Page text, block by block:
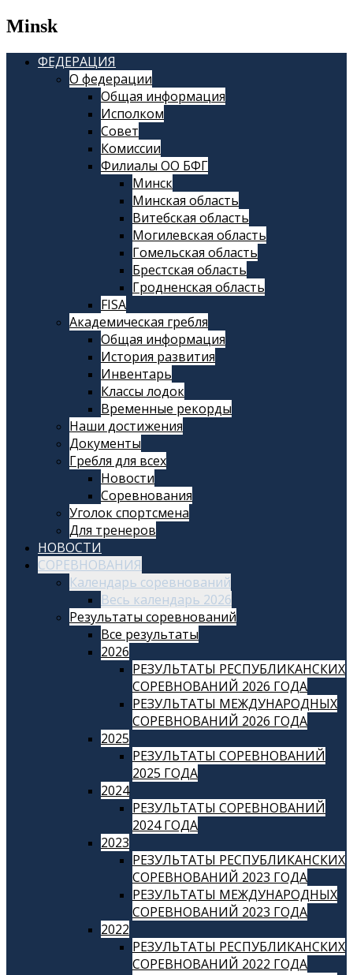
Minsk
ФЕДЕРАЦИЯ
О федерации
Общая информация
Исполком
Совет
Комиссии
Филиалы ОО БФГ
Минск
Минская область
Витебская область
Могилевская область
Гомельская область
Брестская область
Гродненская область
FISA
Академическая гребля
Общая информация
История развития
Инвентарь
Классы лодок
Временные рекорды
Наши достижения
Документы
Гребля для всех
Новости
Соревнования
Уголок спортсмена
Для тренеров
НОВОСТИ
СОРЕВНОВАНИЯ
Календарь соревнований
Весь календарь 2026
Результаты соревнований
Все результаты
2026
РЕЗУЛЬТАТЫ РЕСПУБЛИКАНСКИХ
СОРЕВНОВАНИЙ 2026 ГОДА
РЕЗУЛЬТАТЫ МЕЖДУНАРОДНЫХ
СОРЕВНОВАНИЙ 2026 ГОДА
2025
РЕЗУЛЬТАТЫ СОРЕВНОВАНИЙ
2025 ГОДА
2024
РЕЗУЛЬТАТЫ СОРЕВНОВАНИЙ
2024 ГОДА
2023
РЕЗУЛЬТАТЫ РЕСПУБЛИКАНСКИХ
СОРЕВНОВАНИЙ 2023 ГОДА
РЕЗУЛЬТАТЫ МЕЖДУНАРОДНЫХ
СОРЕВНОВАНИЙ 2023 ГОДА
2022
РЕЗУЛЬТАТЫ РЕСПУБЛИКАНСКИХ
СОРЕВНОВАНИЙ 2022 ГОДА